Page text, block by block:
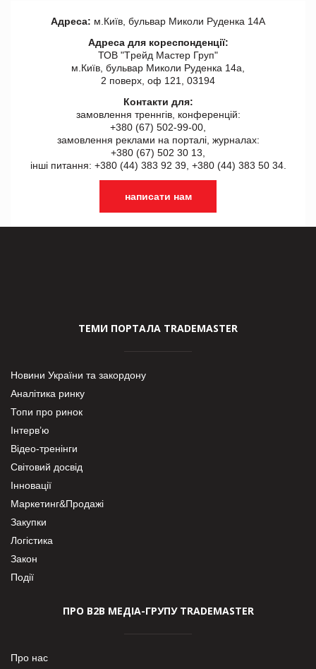
Адреса: м.Київ, бульвар Миколи Руденка 14А
Адреса для кореспонденції:
ТОВ "Tрейд Мастер Груп"
м.Київ, бульвар Миколи Руденка 14а,
2 поверх, оф 121, 03194
Контакти для:
замовлення треннгів, конференцій:
+380 (67) 502-99-00,
замовлення реклами на порталі, журналах:
+380 (67) 502 30 13,
інші питання: +380 (44) 383 92 39, +380 (44) 383 50 34.
написати нам
ТЕМИ ПОРТАЛА TRADEMASTER
Новини України та закордону
Аналітика ринку
Топи про ринок
Інтерв’ю
Відео-тренінги
Світовий досвід
Інновації
Маркетинг&Продажі
Закупки
Логістика
Закон
Події
ПРО В2В МЕДІА-ГРУПУ TRADEMASTER
Про нас